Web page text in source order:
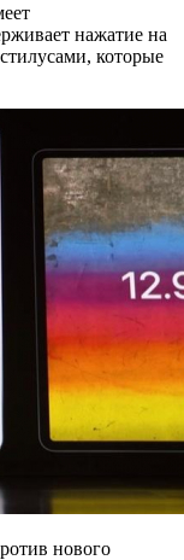
нажатие на
которые
нового